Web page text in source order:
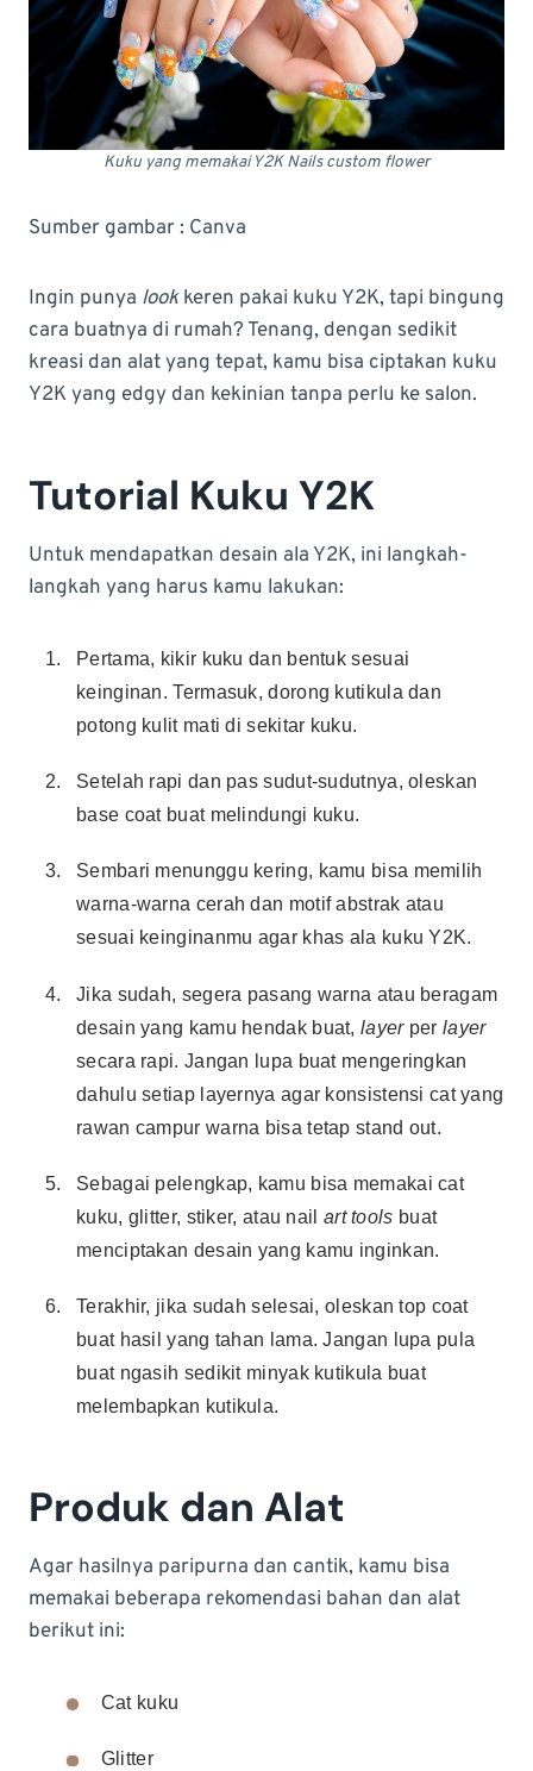
Kuku yang memakai Y2K Nails custom flower
Sumber gambar : Canva
Ingin punya lookkeren pakai kuku Y2K, tapi bingung
cara buatnya di rumah? Tenang, dengan sedikit
kreasi dan alat yang tepat, kamu bisa ciptakan kuku
Y2K yang edgy dan kekinian tanpa perlu ke salon.
Tutorial Kuku Y2K
Untuk mendapatkan desain ala Y2K, ini langkah-
langkah yang harus kamu lakukan:
Pertama, kikir kuku dan bentuk sesuai
keinginan. Termasuk, dorong kutikula dan
potong kulit mati di sekitar kuku.
Setelah rapi dan pas sudut-sudutnya, oleskan
base coat buat melindungi kuku.
Sembari menunggu kering, kamu bisa memilih
warna-warna cerah dan motif abstrak atau
sesuai keinginanmu agar khas ala kuku Y2K.
Jika sudah, segera pasang warna atau beragam
desain yang kamu hendak buat,layer per layer
secara rapi. Jangan lupa buat mengeringkan
dahulu setiap layernya agar konsistensi cat yang
rawan campur warna bisa tetap stand out.
Sebagai pelengkap, kamu bisa memakai cat
kuku, glitter, stiker, atau nail art tools buat
menciptakan desain yang kamu inginkan.
Terakhir, jika sudah selesai, oleskan top coat
buat hasil yang tahan lama. Jangan lupa pula
buat ngasih sedikit minyak kutikula buat
melembapkan kutikula.
Produk dan Alat
Agar hasilnya paripurna dan cantik, kamu bisa
memakai beberapa rekomendasi bahan dan alat
berikut ini:
Cat kuku
Glitter